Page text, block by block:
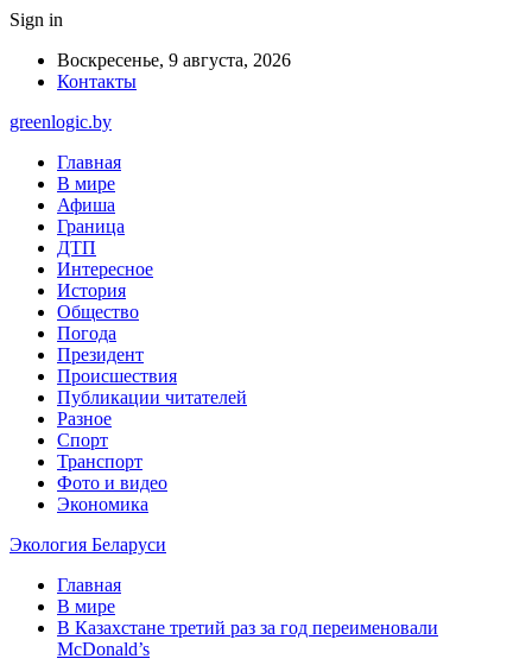
Sign in
Воскресенье, 9 августа, 2026
Контакты
greenlogic.by
Главная
В мире
Афиша
Граница
ДТП
Интересное
История
Общество
Погода
Президент
Происшествия
Публикации читателей
Разное
Спорт
Транспорт
Фото и видео
Экономика
Экология Беларуси
Главная
В мире
В Казахстане третий раз за год переименовали
McDonald’s